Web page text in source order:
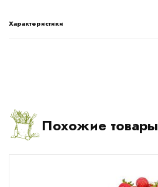
Характеристики
Похожие товары